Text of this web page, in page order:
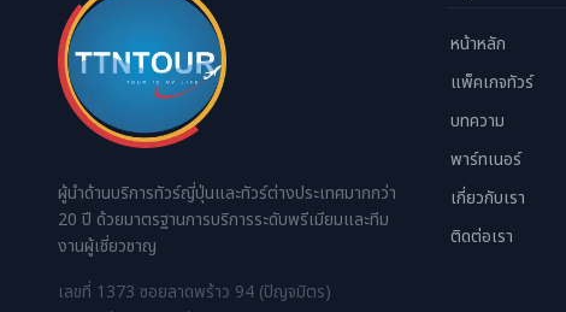
ผู้นำด้านบริการทัวร์ญี่ปุ่นและทัวร์ต่างประเทศมากกว่า
20 ปี ด้วยมาตรฐานการบริการระดับพรีเมียมและทีม
งานผู้เชี่ยวชาญ
เลขที่ 1373 ซอยลาดพร้าว 94 (ปัญจมิตร)
หน้าหลัก
แพ็คเกจทัวร์
บทความ
พาร์ทเนอร์
เกี่ยวกับเรา
ติดต่อเรา